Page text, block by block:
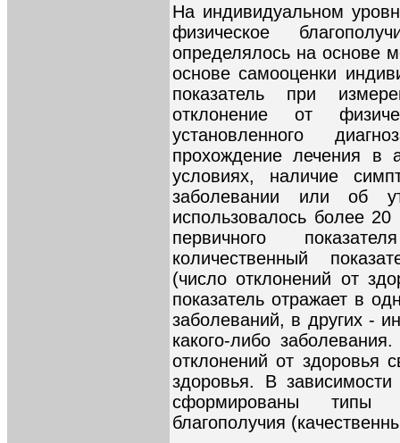
На индивидуальном
физическое
определялось на основе
основе самооценки
показатель при
отклонение от
установленного
прохождение лечения в
условиях, наличие
заболевании или об
использовалось более
первичного
количественный
(число отклонений от
показатель отражает в
заболеваний, в других -
какого-либо
отклонений от здоровья
здоровья. В
сформированы типы
благополучия